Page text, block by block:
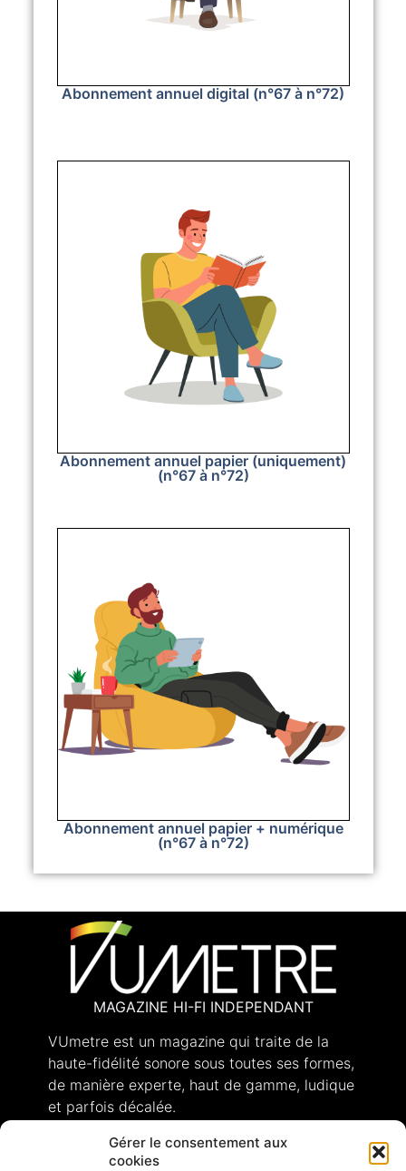
Gérer le consentement aux
cookies
Abonnement annuel digital (n°67 à n°72)
Abonnement annuel papier (uniquement)
(n°67 à n°72)
Abonnement annuel papier + numérique
(n°67 à n°72)
MAGAZINE HI-FI INDEPENDANT
VUmetre est un magazine qui traite de la
haute-fidélité sonore sous toutes ses formes,
de manière experte, haut de gamme, ludique
et parfois décalée.